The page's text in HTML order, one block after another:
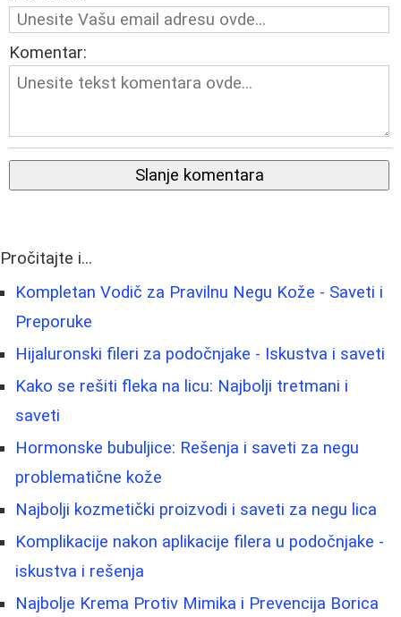
Komentar:
Slanje komentara
Pročitajte i...
Kompletan Vodič za Pravilnu Negu Kože - Saveti i
Preporuke
Hijaluronski fileri za podočnjake - Iskustva i saveti
Kako se rešiti fleka na licu: Najbolji tretmani i
saveti
Hormonske bubuljice: Rešenja i saveti za negu
problematične kože
Najbolji kozmetički proizvodi i saveti za negu lica
Komplikacije nakon aplikacije filera u podočnjake -
iskustva i rešenja
Najbolje Krema Protiv Mimika i Prevencija Borica